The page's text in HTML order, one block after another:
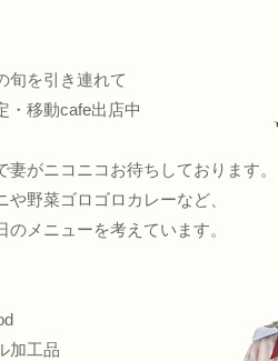
旬を引き連れて
・移動cafe出店中
妻がニコニコお待ちしております。
野菜ゴロゴロカレーなど、
メニューを考えています。
加工品